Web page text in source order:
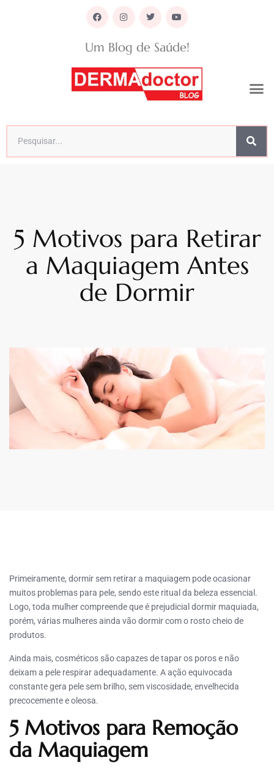
Um Blog de Saúde!
5 Motivos para Retirar
a Maquiagem Antes
de Dormir
Primeiramente, dormir sem retirar a maquiagem pode ocasionar
muitos problemas para pele, sendo este ritual da beleza essencial.
Logo, toda mulher compreende que é prejudicial dormir maquiada,
porém, várias mulheres ainda vão dormir com o rosto cheio de
produtos.
Ainda mais, cosméticos são capazes de tapar os poros e não
deixam a pele respirar adequadamente. A ação equivocada
constante gera pele sem brilho, sem viscosidade, envelhecida
precocemente e oleosa.
5 Motivos para Remoção
da Maquiagem